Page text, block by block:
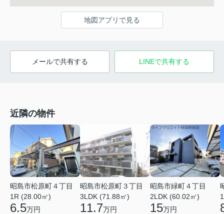
地図アプリで見る
メールで共有する LINEで共有する
近隣の物件
昭島市松原町４丁目
1R (28.00㎡)
6.5万円
昭島市松原町３丁目
3LDK (71.88㎡)
11.7万円
昭島市緑町４丁目
2LDK (60.02㎡)
15万円